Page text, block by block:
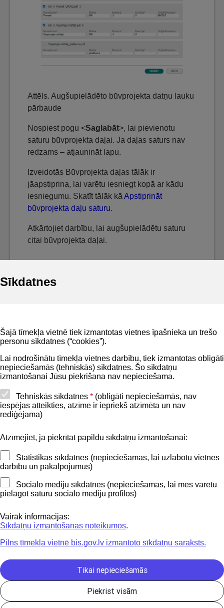
Sīkdatnes
Šajā tīmekļa vietnē tiek izmantotas vietnes īpašnieka un trešo
personu sīkdatnes (“cookies”).
Lai nodrošinātu tīmekļa vietnes darbību, tiek izmantotas obligāti
nepieciešamās (tehniskās) sīkdatnes. Šo sīkdatņu
izmantošanai Jūsu piekrišana nav nepieciešama.
Tehniskās sīkdatnes * (obligāti nepieciešamās, nav
iespējas atteikties, atzīme ir iepriekš atzīmēta un nav
rediģējama)
Atzīmējiet, ja piekrītat papildu sīkdatņu izmantošanai:
Statistikas sīkdatnes (nepieciešamas, lai uzlabotu vietnes
darbību un pakalpojumus)
Sociālo mediju sīkdatnes (nepieciešamas, lai mēs varētu
pielāgot saturu sociālo mediju profilos)
Vairāk informācijas:
Sīkdatņu izmantošanas noteikumos.
Pilns tīmekļa vietnē bis.gov.lv izmantoto sīkdatņu saraksts.
Piekrist visām
Tikai nepieciešamās
Attēls. Augšupielādēto būvprojekta datņu lauku
pārbaude
Nospiest pogu <Saglabāt>, lai pievienotu
saturu būvprojekta daļai. Ja daļas saturs nav
redzams – atjaunināt lapu.
Izveidotās Būvprojekta daļas tālāk ir
jāapstiprina, lai varētu iesniegt kopā ar kādu
iesniegumu. Skatīt tālāk kāApstiprināt
būvprojekta daļu saturu.
Atkārtojiet darbību, lai augšupielādētu saturu
citai būvprojekta daļai.
Privātuma politika
Lapas karte
Piekļūstamības paziņojums
Kontakti
BIS atbalsta dienesta tālrunis:
Sekojiet mums
Lejupielādejiet